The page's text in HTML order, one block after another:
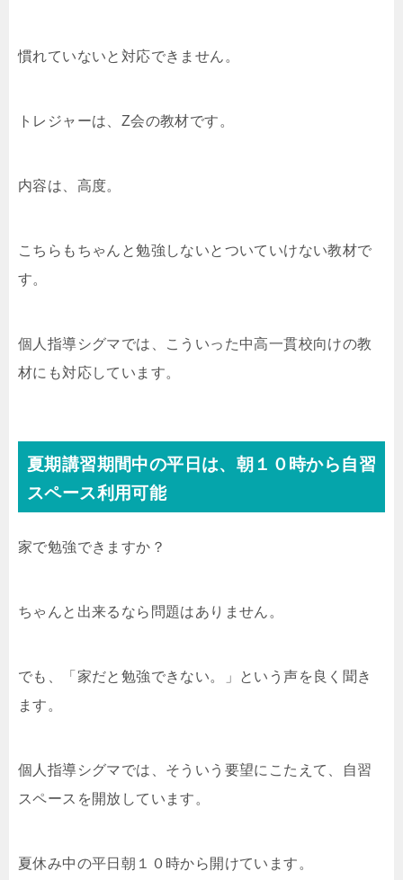
慣れていないと対応できません。
トレジャーは、Z会の教材です。
内容は、高度。
こちらもちゃんと勉強しないとついていけない教材で
す。
個人指導シグマでは、こういった中高一貫校向けの教
材にも対応しています。
夏期講習期間中の平日は、朝１０時から自習
スペース利用可能
家で勉強できますか？
ちゃんと出来るなら問題はありません。
でも、「家だと勉強できない。」という声を良く聞き
ます。
個人指導シグマでは、そういう要望にこたえて、自習
スペースを開放しています。
夏休み中の平日朝１０時から開けています。